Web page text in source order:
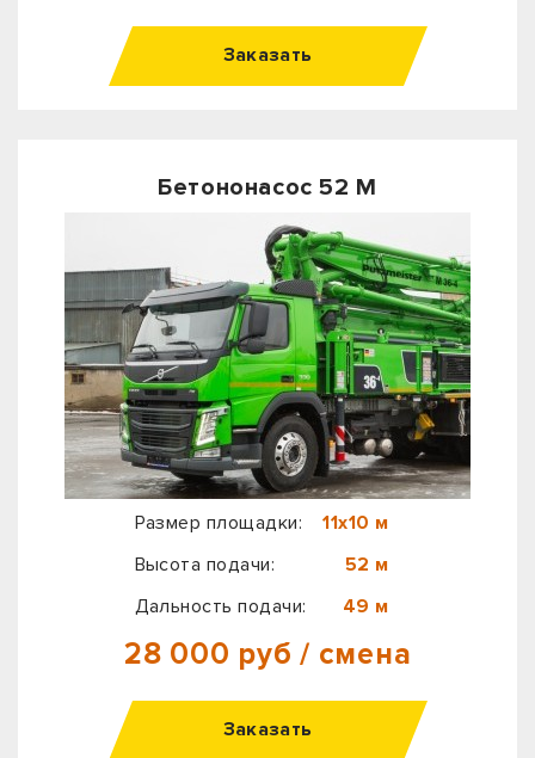
Заказать
Бетононасос 52 М
Размер площадки:
11х10 м
Высота подачи:
52 м
Дальность подачи:
49 м
28 000 руб / смена
Заказать